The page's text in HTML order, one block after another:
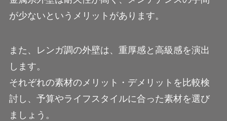
が少ないというメリットがあります。
また、レンガ調の外壁は、重厚感と高級感を演出
します。
それぞれの素材のメリット・デメリットを比較検
討し、予算やライフスタイルに合った素材を選び
ましょう。